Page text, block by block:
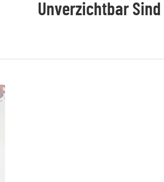
Unverzichtbar Sind